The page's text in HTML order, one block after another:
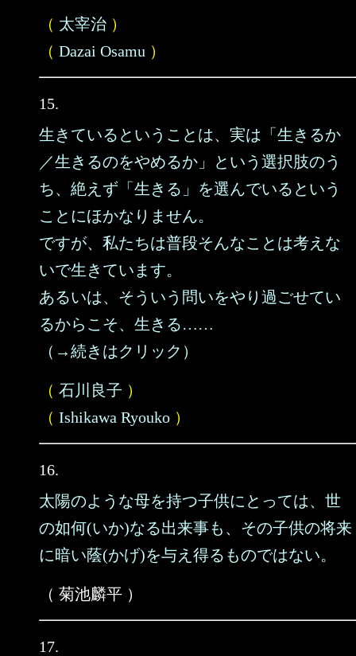
（ 太宰治 ）
（ Dazai Osamu ）
15.
生きているということは、実は「生きるか
／生きるのをやめるか」という選択肢のう
ち、絶えず「生きる」を選んでいるという
ことにほかなりません。
ですが、私たちは普段そんなことは考えな
いで生きています。
あるいは、そういう問いをやり過ごせてい
るからこそ、生きる……
（→続きはクリック）
（ 石川良子 ）
（ Ishikawa Ryouko ）
16.
太陽のような母を持つ子供にとっては、世
の如何(いか)なる出来事も、その子供の将来
に暗い蔭(かげ)を与え得るものではない。
（ 菊池麟平 ）
17.